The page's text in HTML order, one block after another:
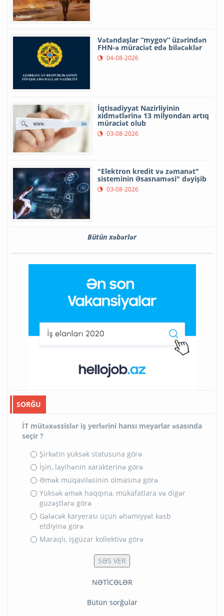
Vətəndaşlar “mygov” üzərindən
FHN-ə müraciət edə biləcəklər
04-08-2026
İqtisadiyyat Nazirliyinin
xidmətlərinə 13 milyondan artıq
müraciət olub
03-08-2026
"Elektron kredit və zəmanət"
sisteminin Əsasnaməsi" dəyişib
03-08-2026
Bütün xəbərlər
SORĞU
İT mütəxəssislər iş yerlərini hansı meyarlar əsasında
seçir ?
Şirkətin yüksək statusuna görə
İşin, layihənin xarakterinə görə
Əmək müqaviləsinin olmasına görə
Yüksək əmək haqqına, mükafatlara və digər
güzəştlərə görə
Gələcək karyerası üçün əhəmiyyət kəsb
etdiyinə görə
Maraqlı, işgüzar kollektivə görə
NƏTİCƏLƏR
Bütün sorğular